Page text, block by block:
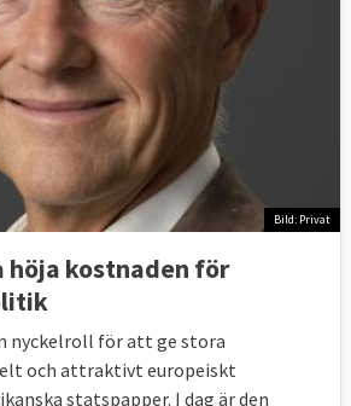
Bild: Privat
höja kostnaden för
nyckelroll för att ge stora
och attraktivt europeiskt
statspapper. I dag är den